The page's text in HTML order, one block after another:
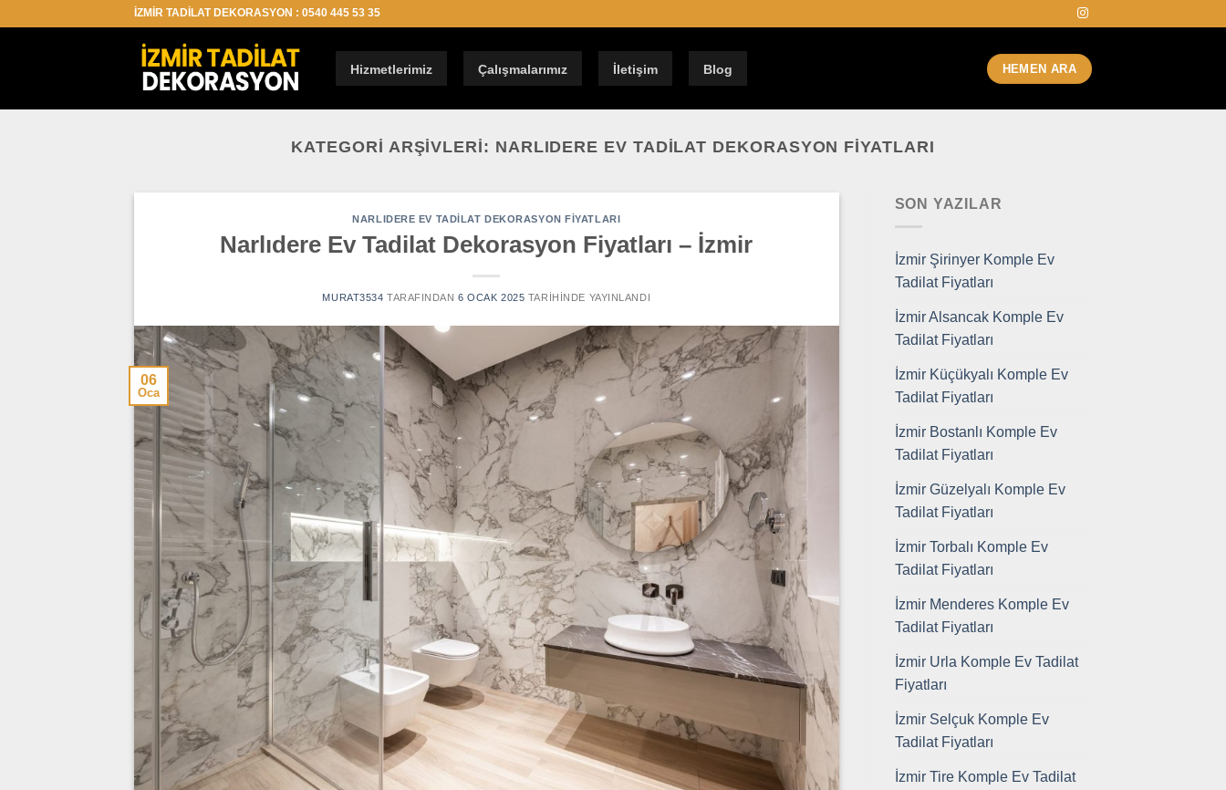
İZMİR TADİLAT DEKORASYON : 0540 445 53 35
Hizmetlerimiz Çalışmalarımız İletişim Blog HEMEN ARA
KATEGORI ARŞIVLERI: NARLIDERE EV TADILAT DEKORASYON FIYATLARI
NARLIDERE EV TADILAT DEKORASYON FIYATLARI
Narlıdere Ev Tadilat Dekorasyon Fiyatları – İzmir
MURAT3534 TARAFINDAN 6 OCAK 2025 TARIHINDE YAYINLANDI
06
Oca
SON YAZILAR
İzmir Şirinyer Komple Ev
Tadilat Fiyatları
İzmir Alsancak Komple Ev
Tadilat Fiyatları
İzmir Küçükyalı Komple Ev
Tadilat Fiyatları
İzmir Bostanlı Komple Ev
Tadilat Fiyatları
İzmir Güzelyalı Komple Ev
Tadilat Fiyatları
İzmir Torbalı Komple Ev
Tadilat Fiyatları
İzmir Menderes Komple Ev
Tadilat Fiyatları
İzmir Urla Komple Ev Tadilat
Fiyatları
İzmir Selçuk Komple Ev
Tadilat Fiyatları
İzmir Tire Komple Ev Tadilat